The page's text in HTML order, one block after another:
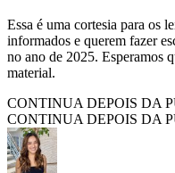
Essa é uma cortesia para os
informados e querem fazer
no ano de 2025. Esperamos
material.
CONTINUA DEPOIS DA
CONTINUA DEPOIS DA